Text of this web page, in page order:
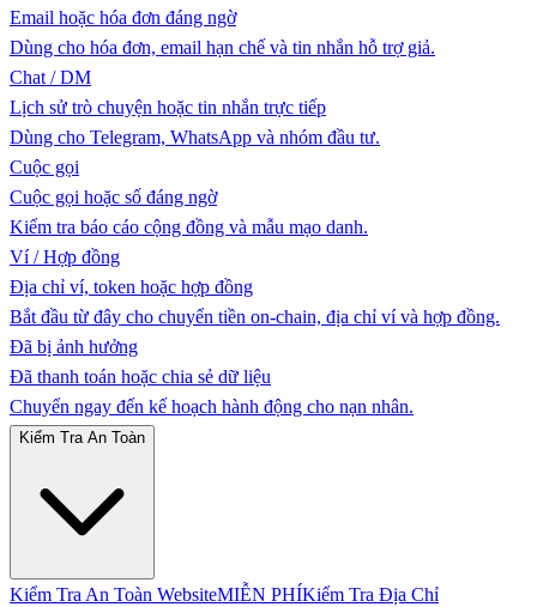
Email hoặc hóa đơn đáng ngờ
Dùng cho hóa đơn, email hạn chế và tin nhắn hỗ trợ giả.
Chat / DM
Lịch sử trò chuyện hoặc tin nhắn trực tiếp
Dùng cho Telegram, WhatsApp và nhóm đầu tư.
Cuộc gọi
Cuộc gọi hoặc số đáng ngờ
Kiểm tra báo cáo cộng đồng và mẫu mạo danh.
Ví / Hợp đồng
Địa chỉ ví, token hoặc hợp đồng
Bắt đầu từ đây cho chuyển tiền on-chain, địa chỉ ví và hợp đồng.
Đã bị ảnh hưởng
Đã thanh toán hoặc chia sẻ dữ liệu
Chuyển ngay đến kế hoạch hành động cho nạn nhân.
Kiểm Tra An Toàn
Kiểm Tra An Toàn WebsiteMIỄN PHÍKiểm Tra Địa Chỉ